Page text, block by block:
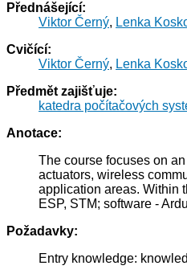
Přednášející:
Viktor Černý, Lenka
Cvičící:
Viktor Černý, Lenka
Předmět zajišťuje:
katedra počítačových
Anotace:
The course focuses on
actuators, wireless
application areas. Within
ESP, STM; software -
Požadavky:
Entry knowledge: